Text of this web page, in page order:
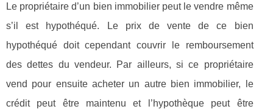
Le propriétaire d’un bien immobilier peut le vendre même
s’il est hypothéqué. Le prix de vente de ce bien
hypothéqué doit cependant couvrir le remboursement
des dettes du vendeur. Par ailleurs, si ce propriétaire
vend pour ensuite acheter un autre bien immobilier, le
crédit peut être maintenu et l’hypothèque peut être